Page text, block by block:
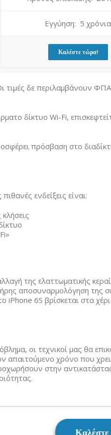
Εγγύηση: 5 χρόνια
Καλέστε τώρα!
τιμές δε περιλαμβάνουν
δίκτυο Wi-Fi,
πρόσβαση στο
ενδείξεις είναι:
της ελαττωματικής
αποσυναρμολόγηση της
iPhone 6S βρίσκεται στα
οι τεχνικοί μας θα
απαιτούμενο χρόνο που
στην